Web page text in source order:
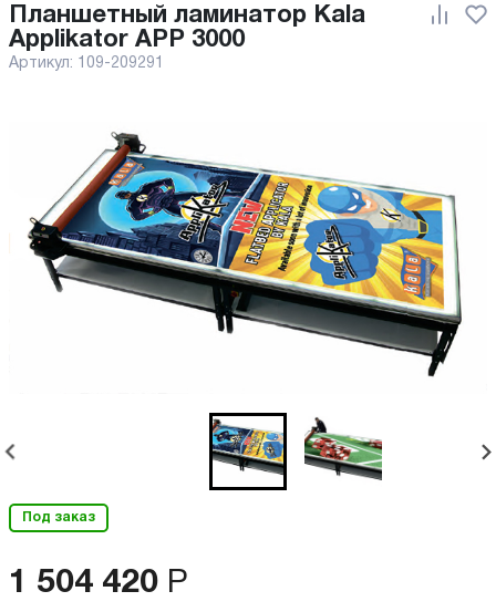
Applikator APP 3000
Артикул: 109-209291
Под заказ
1 504 420 Р